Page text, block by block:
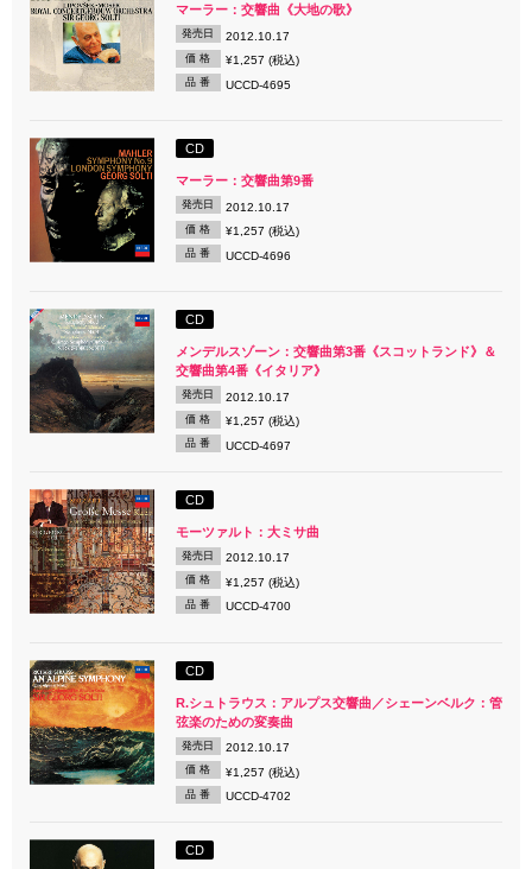
マーラー：交響曲《大地の歌》
発売日 2012.10.17
価 格 ¥1,257 (税込)
品 番 UCCD-4695
CD
マーラー：交響曲第9番
発売日 2012.10.17
価 格 ¥1,257 (税込)
品 番 UCCD-4696
CD
メンデルスゾーン：交響曲第3番《スコットランド》＆
交響曲第4番《イタリア》
発売日 2012.10.17
価 格 ¥1,257 (税込)
品 番 UCCD-4697
CD
モーツァルト：大ミサ曲
発売日 2012.10.17
価 格 ¥1,257 (税込)
品 番 UCCD-4700
CD
R.シュトラウス：アルプス交響曲／シェーンベルク：管
弦楽のための変奏曲
発売日 2012.10.17
価 格 ¥1,257 (税込)
品 番 UCCD-4702
CD